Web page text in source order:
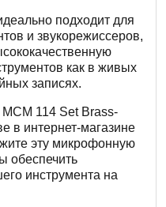
подходит для
и звукорежиссеров,
как в живых
записях.
114 Set Brass-
в интернет-магазине
эту микрофонную
обеспечить
инструмента на